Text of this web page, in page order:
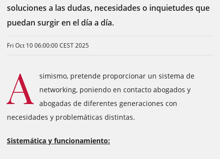
soluciones a las dudas, necesidades o inquietudes que
puedan surgir en el día a día.
Fri Oct 10 06:00:00 CEST 2025
A
simismo, pretende proporcionar un sistema de
networking, poniendo en contacto abogados y
abogadas de diferentes generaciones con
necesidades y problemáticas distintas.
Sistemática y funcionamiento: